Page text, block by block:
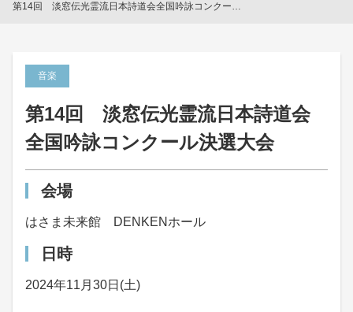
第14回 淡窓伝光霊流日本詩道会全国吟詠コンクール決選大会
音楽
第14回 淡窓伝光霊流日本詩道会
全国吟詠コンクール決選大会
会場
はさま未来館 DENKENホール
日時
2024年11月30日(土)